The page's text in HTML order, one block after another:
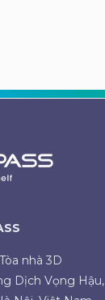
nhà 3D
Dịch Vọng Hậu,